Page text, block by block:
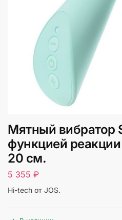
Мятный вибратор
функцией
20 см.
5 355 ₽
Hi-tech от JOS.